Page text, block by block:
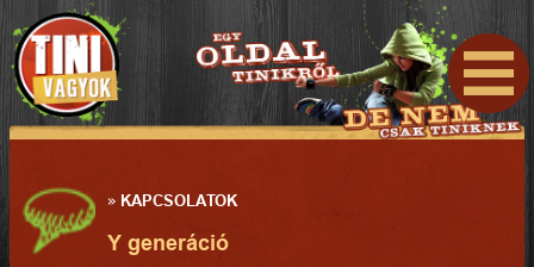
» KAPCSOLATOK
Y generáció